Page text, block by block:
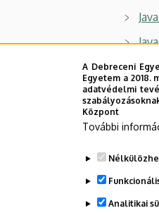
Legutóbbi
A Debreceni
Egyetem a
adatvédelmi
Központ
További
Analitikai